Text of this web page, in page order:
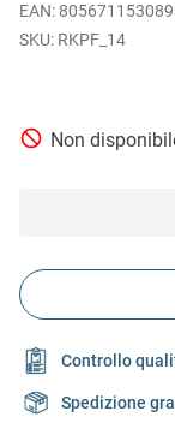
EAN:
RKPF_14
Non
Controllo
Spedizione